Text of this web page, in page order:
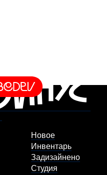
Новое
Инвентарь
Задизайнено
Студия